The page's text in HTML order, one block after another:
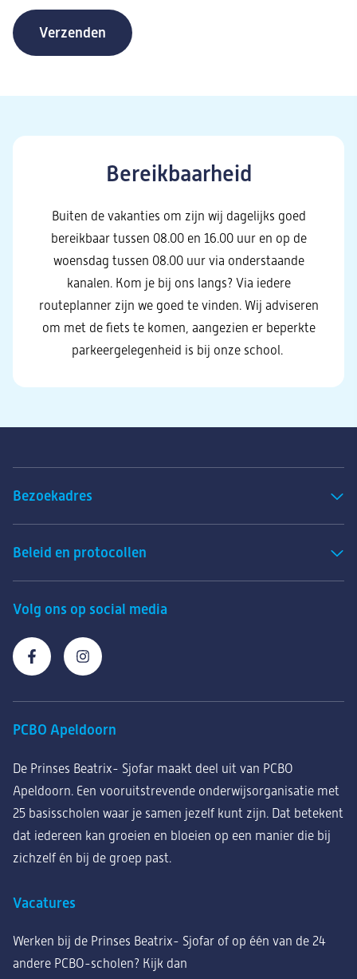
Verzenden
Bereikbaarheid
Buiten de vakanties om zijn wij dagelijks goed
bereikbaar tussen 08.00 en 16.00 uur en op de
woensdag tussen 08.00 uur via onderstaande
kanalen. Kom je bij ons langs? Via iedere
routeplanner zijn we goed te vinden. Wij adviseren
om met de fiets te komen, aangezien er beperkte
parkeergelegenheid is bij onze school.
Bezoekadres
Volg ons op social media
Beleid en protocollen
PCBO Apeldoorn
De Prinses Beatrix- Sjofar maakt deel uit van PCBO
Apeldoorn. Een vooruitstrevende onderwijsorganisatie met
25 basisscholen waar je samen jezelf kunt zijn. Dat betekent
dat iedereen kan groeien en bloeien op een manier die bij
zichzelf én bij de groep past.
Vacatures
Werken bij de Prinses Beatrix- Sjofar of op één van de 24
andere PCBO-scholen? Kijk dan